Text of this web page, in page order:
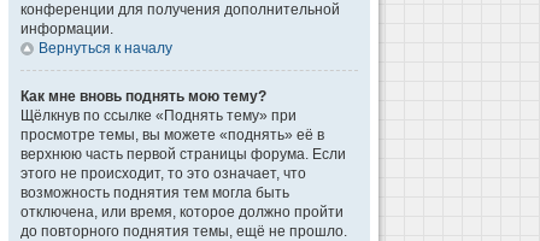
конференции для получения дополнительной
информации.
Вернуться к началу
Как мне вновь поднять мою тему?
Щёлкнув по ссылке «Поднять тему» при
просмотре темы, вы можете «поднять» её в
верхнюю часть первой страницы форума. Если
этого не происходит, то это означает, что
возможность поднятия тем могла быть
отключена, или время, которое должно пройти
до повторного поднятия темы, ещё не прошло.